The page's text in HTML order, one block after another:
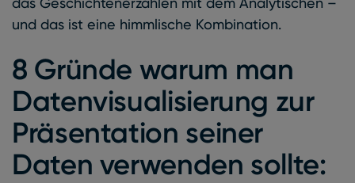
und das ist eine himmlische Kombination.
8 Gründe warum man
Datenvisualisierung zur
Präsentation seiner
Daten verwenden sollte: